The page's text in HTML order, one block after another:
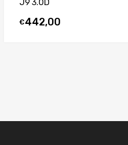
J9 3.0D
€442,00